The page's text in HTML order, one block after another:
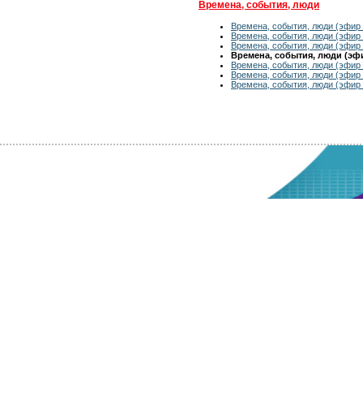
Времена, события, люди
Времена, события, люди (эфир
Времена, события, люди (эфир
Времена, события, люди (эфир
Времена, события, люди
Времена, события, люди (эфир
Времена, события, люди (эфир
Времена, события, люди (эфир